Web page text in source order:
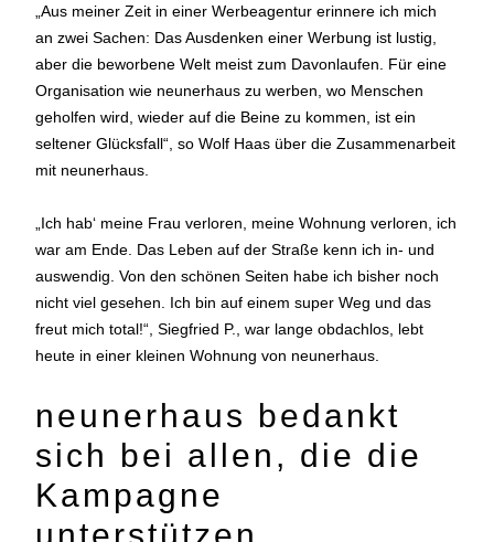
„Aus meiner Zeit in einer Werbeagentur erinnere ich mich
an zwei Sachen: Das Ausdenken einer Werbung ist lustig,
aber die beworbene Welt meist zum Davonlaufen. Für eine
Organisation wie neunerhaus zu werben, wo Menschen
geholfen wird, wieder auf die Beine zu kommen, ist ein
seltener Glücksfall“, so Wolf Haas über die Zusammenarbeit
mit neunerhaus.
„Ich hab‘ meine Frau verloren, meine Wohnung verloren, ich
war am Ende. Das Leben auf der Straße kenn ich in- und
auswendig. Von den schönen Seiten habe ich bisher noch
nicht viel gesehen. Ich bin auf einem super Weg und das
freut mich total!“, Siegfried P., war lange obdachlos, lebt
heute in einer kleinen Wohnung von neunerhaus.
neunerhaus bedankt
sich bei allen, die die
Kampagne
unterstützen.